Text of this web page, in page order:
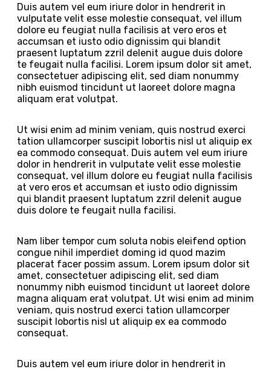
Duis autem vel eum iriure dolor in hendrerit in
vulputate velit esse molestie consequat, vel illum
dolore eu feugiat nulla facilisis at vero eros et
accumsan et iusto odio dignissim qui blandit
praesent luptatum zzril delenit augue duis dolore
te feugait nulla facilisi. Lorem ipsum dolor sit amet,
consectetuer adipiscing elit, sed diam nonummy
nibh euismod tincidunt ut laoreet dolore magna
aliquam erat volutpat.
Ut wisi enim ad minim veniam, quis nostrud exerci
tation ullamcorper suscipit lobortis nisl ut aliquip ex
ea commodo consequat. Duis autem vel eum iriure
dolor in hendrerit in vulputate velit esse molestie
consequat, vel illum dolore eu feugiat nulla facilisis
at vero eros et accumsan et iusto odio dignissim
qui blandit praesent luptatum zzril delenit augue
duis dolore te feugait nulla facilisi.
Nam liber tempor cum soluta nobis eleifend option
congue nihil imperdiet doming id quod mazim
placerat facer possim assum. Lorem ipsum dolor sit
amet, consectetuer adipiscing elit, sed diam
nonummy nibh euismod tincidunt ut laoreet dolore
magna aliquam erat volutpat. Ut wisi enim ad minim
veniam, quis nostrud exerci tation ullamcorper
suscipit lobortis nisl ut aliquip ex ea commodo
consequat.
Duis autem vel eum iriure dolor in hendrerit in